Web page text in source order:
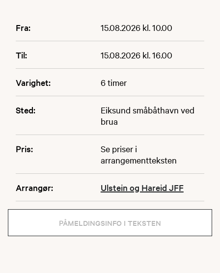
Fra: 15.08.2026 kl. 10.00
Til: 15.08.2026 kl. 16.00
Varighet: 6 timer
Sted:
Eiksund småbåthavn ved
brua
Pris:
Se priser i
arrangementteksten
Arrangør: Ulstein og Hareid JFF
PÅMELDINGSINFO I TEKSTEN